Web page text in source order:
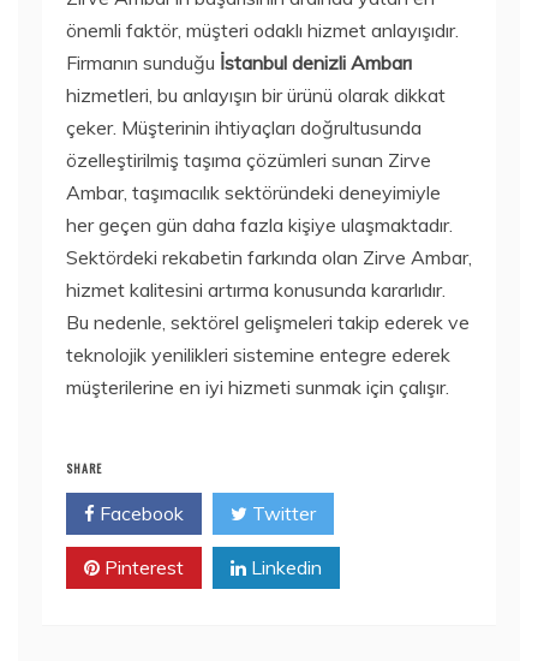
önemli faktör, müşteri odaklı hizmet anlayışıdır.
Firmanın sunduğu İstanbul denizli Ambarı
hizmetleri, bu anlayışın bir ürünü olarak dikkat
çeker. Müşterinin ihtiyaçları doğrultusunda
özelleştirilmiş taşıma çözümleri sunan Zirve
Ambar, taşımacılık sektöründeki deneyimiyle
her geçen gün daha fazla kişiye ulaşmaktadır.
Sektördeki rekabetin farkında olan Zirve Ambar,
hizmet kalitesini artırma konusunda kararlıdır.
Bu nedenle, sektörel gelişmeleri takip ederek ve
teknolojik yenilikleri sistemine entegre ederek
müşterilerine en iyi hizmeti sunmak için çalışır.
SHARE
Facebook Twitter
Pinterest Linkedin